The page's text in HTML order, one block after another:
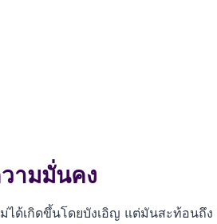
ามมั่นคง
ด้เกิดขึ้นโดยบังเอิญ แต่มันสะท้อนถึง